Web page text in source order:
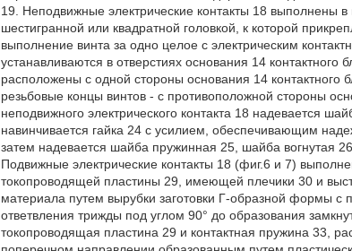
19. Неподвижные электрические контакты 18 выполнены
шестигранной или квадратной головкой, к которой
выполнение винта за одно целое с электрическим
устанавливаются в отверстиях основания 14
расположены с одной стороны основания 14
резьбовые концы винтов - с противоположной стороны
неподвижного электрического контакта 18 надевается
навинчивается гайка 24 с усилием, обеспечивающим
затем надевается шайба пружинная 25, шайба вогнутая
Подвижные электрические контакты 18 (фиг.6 и 7)
токопроводящей пластины 29, имеющей плечики 30 и
материала путем вырубки заготовки Г-образной формы
ответвления трижды под углом 90° до образования
токопроводящая пластина 29 и контактная пружина 33,